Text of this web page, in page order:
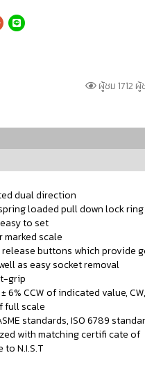
ผู้ชม 1712 ผู้
dual direction
loaded pull down lock ring
to set
scale
buttons which provide
as easy socket removal
grip
6% CCW of indicated value, CW,
full scale
standards, ISO 6789
with matching certifi cate of
N.I.S.T